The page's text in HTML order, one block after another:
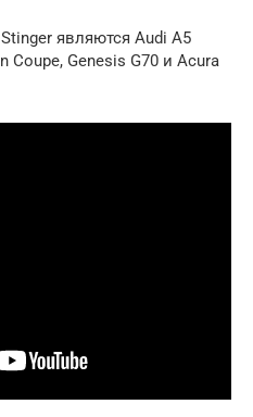
являются Audi A5
Coupe, Genesis G70 и Acura